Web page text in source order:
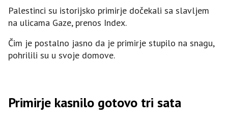
Palestinci su istorijsko primirje dočekali sa slavljem
na ulicama Gaze, prenos Index.
Čim je postalno jasno da je primirje stupilo na snagu,
pohrilili su u svoje domove.
Primirje kasnilo gotovo tri sata